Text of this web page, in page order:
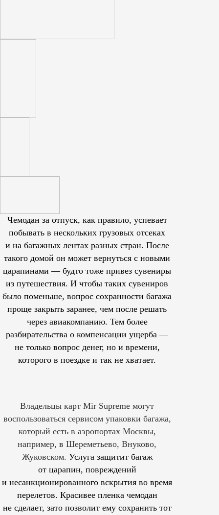
Чемодан за отпуск, как правило, успевает
побывать в нескольких грузовых отсеках
и на багажных лентах разных стран. После
такого домой он может вернуться с новыми
царапинами — будто тоже привез сувениры
из путешествия. И чтобы таких сувениров
было поменьше, вопрос сохранности багажа
проще закрыть заранее, чем после решать
через авиакомпанию. Тем более
разбирательства о компенсации ущерба —
не только вопрос денег, но и времени,
которого в поездке и так не хватает.
Владельцы карт Mir Supreme могут
воспользоваться сервисом упаковки багажа,
который есть в аэропортах Москвы,
например, в Шереметьево, Внуково,
Жуковском. Услуга защитит багаж
от царапин, повреждений
и несанкционированного вскрытия во время
перелетов. Красивее пленка чемодан
не сделает, зато позволит ему сохранить тот